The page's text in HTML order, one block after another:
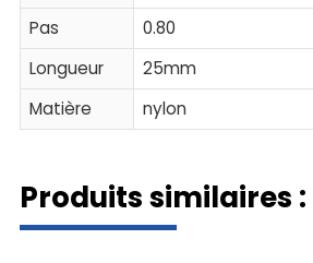
Pas
0.80
Longueur
25mm
Matière
nylon
Produits similaires :